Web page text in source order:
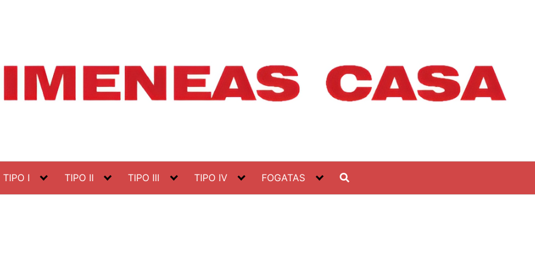
TIPO I TIPO II TIPO III TIPO IV FOGATAS